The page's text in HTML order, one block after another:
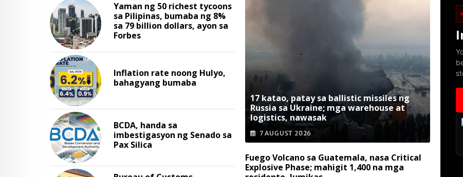
Yaman ng 50 richest tycoons
sa Pilipinas, bumaba ng 8%
sa 79 billion dollars, ayon sa
Forbes
Inflation rate noong Hulyo,
bahagyang bumaba
BCDA, handa sa
imbestigasyon ng Senado sa
Pax Silica
17 katao, patay sa ballistic missiles ng
Russia sa Ukraine; mga warehouse at
logistics, nawasak
7 AUGUST 2026
Fuego Volcano sa Guatemala, nasa Critical
Explosive Phase; mahigit 1,400 na mga